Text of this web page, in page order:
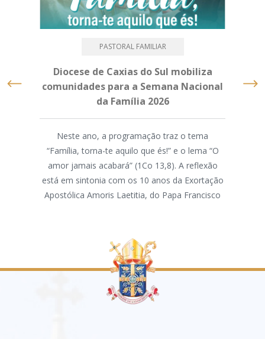
PASTORAL FAMILIAR
Diocese de Caxias do Sul mobiliza
comunidades para a Semana Nacional
da Família 2026
Neste ano, a programação traz o tema
“Família, torna-te aquilo que és!” e o lema “O
amor jamais acabará” (1Co 13,8). A reflexão
está em sintonia com os 10 anos da Exortação
Apostólica Amoris Laetitia, do Papa Francisco